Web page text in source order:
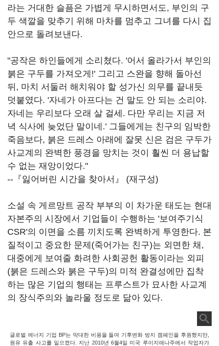
라는 거대한 슬픔은 가볍게 무시하면서도, 부인의 구
두 색깔을 맞추기 위해 마차를 멈추고 그녀를 다시 집
안으로 돌려보낸다.
"공작은 하인들에게 소리쳤다. '어서 올라가서 부인의
붉은 구두를 가져오게!' 그리고 스완을 향해 돌아선
뒤, 마치 서둘러 해치워야 할 성가신 의무를 끝내듯
덧붙였다. '자네가 아프다는 건 말도 안 되는 소리야.
자네는 우리보다 오래 살 걸세. 다만 우리는 지금 저
녁 식사에 늦었단 말이네.' 그들에게는 친구의 임박한
죽음보다, 붉은 드레스 아래에 잘못 신은 검은 구두가
사교계의 완벽한 풍경을 망치는 것이 훨씬 더 용납할
수 없는 재앙이었다."
--『잃어버린 시간을 찾아서』 (재구성)
소설 속 게르망트 공작 부부의 이 차가운 태도는 현대
자본주의 시장에서 기업들이 수행하는 '보여주기식
CSR'의 이면을 소름 끼치도록 완벽하게 투영한다. 본
질적이고 중요한 문제(죽어가는 친구)는 외면한 채,
대중에게 보여줄 화려한 사회공헌 활동이라는 외피
(붉은 드레스와 붉은 구두)의 미적 완결성에만 집착
하는 많은 기업의 행태는 프루스트가 묘사한 사교계
의 장식주의와 놀라울 정도로 닮아 있다.
글로벌 에너지 기업 BP는 막대한 비용을 들여 기후변화 방지 캠페인을 후원했지만,
원유 유출 사고를 일으켰다. 지난 2010년 6월4일 미국 루이지애나주에서 작업자가